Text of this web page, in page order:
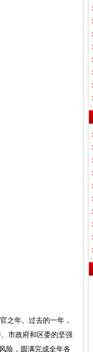
之年。过去的一年，
市政府和区委的坚强
险，圆满完成全年各